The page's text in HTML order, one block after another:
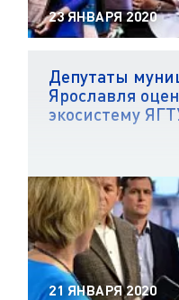
23 ЯНВАРЯ 2020
Депутаты
Ярославля
экосистему
21 ЯНВАРЯ 2020